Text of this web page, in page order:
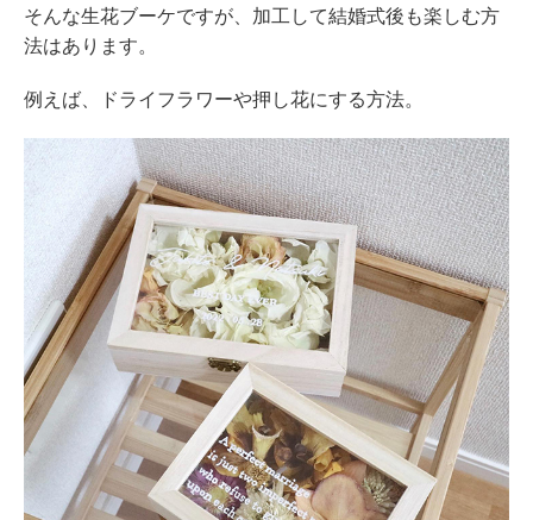
そんな生花ブーケですが、加工して結婚式後も楽しむ方
法はあります。
例えば、ドライフラワーや押し花にする方法。